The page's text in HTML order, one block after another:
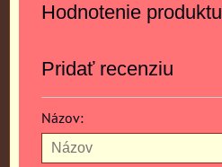
Hodnotenie produktu
Pridať recenziu
Názov: